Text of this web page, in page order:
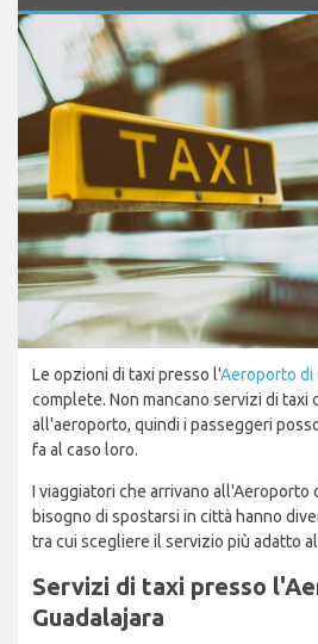
Le opzioni di taxi presso l'Aeroporto di
complete. Non mancano servizi di taxi
all'aeroporto, quindi i passeggeri
fa al caso loro.
I viaggiatori che arrivano all'Aeroporto
bisogno di spostarsi in città hanno
tra cui scegliere il servizio più adatto
Servizi di taxi presso
Guadalajara